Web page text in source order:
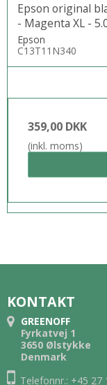
Epson original
- Magenta XL -
Epson
C13T11N340
359,00 DKK
(inkl. moms)
KONTAKT
GREENOFF
Fyrkatvej 1
3650 Ølstykke
Denmark
Telefonnr.: +45 27